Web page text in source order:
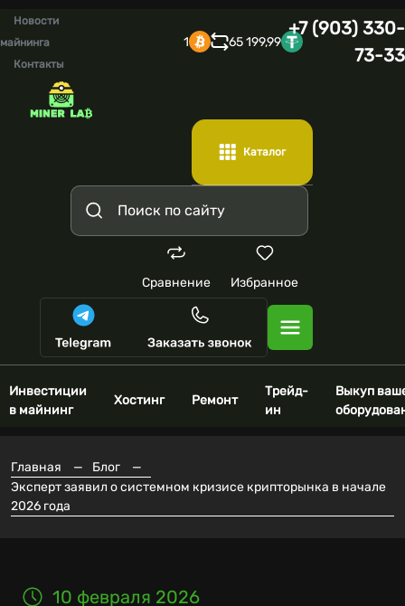
Новости
майнинга
Контакты
1 65 199,99
+7 (903) 330-
73-33
Каталог
Сравнение Избранное
Инвестиции
в майнинг
Хостинг Ремонт
Трейд-
ин
Выкуп
Главная — Блог
—
Эксперт заявил о системном кризисе крипторынка в начале
2026 года
10 февраля 2026